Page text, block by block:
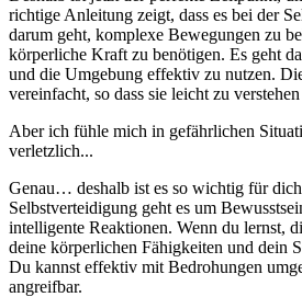
richtige Anleitung zeigt, dass es bei der
darum geht, komplexe Bewegungen zu
körperliche Kraft zu benötigen. Es geht
und die Umgebung effektiv zu nutzen.
vereinfacht, so dass sie leicht zu
Aber ich fühle mich in gefährlichen
verletzlich...
Genau… deshalb ist es so wichtig für
Selbstverteidigung geht es um
intelligente Reaktionen. Wenn du lernst,
deine körperlichen Fähigkeiten und dein
Du kannst effektiv mit Bedrohungen
angreifbar.